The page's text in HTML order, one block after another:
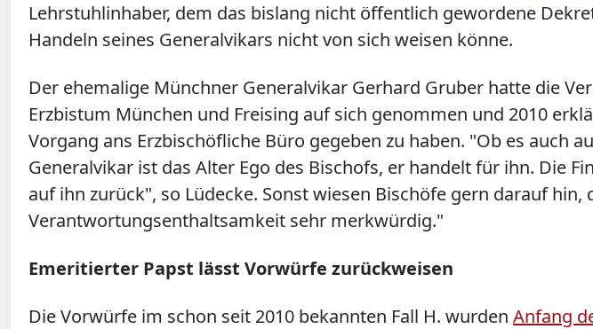
Lehrstuhlinhaber, dem das bislang nicht öffentlich gewordene
Handeln seines Generalvikars nicht von sich weisen könne.
Der ehemalige Münchner Generalvikar Gerhard Gruber hatte die
Erzbistum München und Freising auf sich genommen und 2010
Vorgang ans Erzbischöfliche Büro gegeben zu haben. "Ob es auch
Generalvikar ist das Alter Ego des Bischofs, er handelt für ihn. Die
auf ihn zurück", so Lüdecke. Sonst wiesen Bischöfe gern darauf
Verantwortungsenthaltsamkeit sehr merkwürdig."
Emeritierter Papst lässt Vorwürfe zurückweisen
Die Vorwürfe im schon seit 2010 bekannten Fall H. wurden Anfang